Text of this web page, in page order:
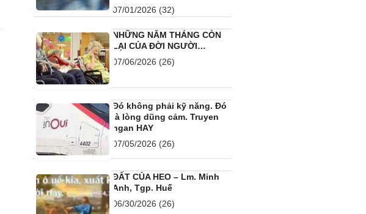
07/01/2026 (32)
NHỮNG NĂM THÁNG CÒN
LẠI CỦA ĐỜI NGƯỜI…
07/06/2026 (26)
Đó không phải kỹ năng. Đó
là lòng dũng cảm. Truyen
ngan HAY
07/05/2026 (26)
ĐẤT CỦA HEO – Lm. Minh
Anh, Tgp. Huế
06/30/2026 (26)